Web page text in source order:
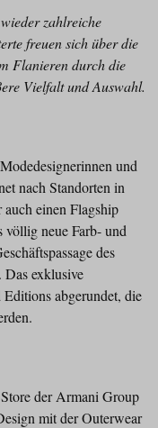
zahlreiche
freuen sich über die
Flanieren durch die
Vielfalt und Auswahl.
und
nach Standorten in
einen Flagship
neue Farb- und
des
Das exklusive
abgerundet, die
der Armani Group
mit der Outerwear